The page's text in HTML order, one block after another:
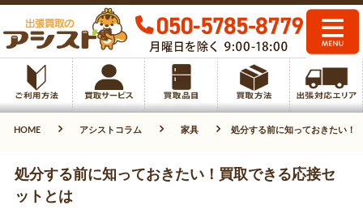
HOME アシストコラム 家具 処分する前に知っておきたい！
処分する前に知っておきたい！買取できる応接セ
ットとは